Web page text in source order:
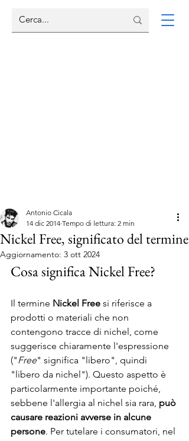
Nickel Free, significato del termine
Antonio Cicala
14 dic 2014 Tempo di lettura: 2 min
Aggiornamento: 3 ott 2024
Cosa significa Nickel Free?
Il termine Nickel Free si riferisce a
prodotti o materiali che non
contengono tracce di nichel, come
suggerisce chiaramente l'espressione
("Free" significa "libero", quindi
"libero da nichel"). Questo aspetto è
particolarmente importante poiché,
sebbene l'allergia al nichel sia rara, può
causare reazioni avverse in alcune
persone. Per tutelare i consumatori, nel